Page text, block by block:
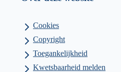
Cookies
Copyright
Toegankelijkheid
Kwetsbaarheid melden